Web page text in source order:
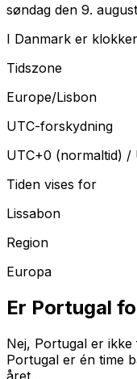
søndag den 9.
I Danmark er
Tidszone
Europe/Lisbon
UTC-forskydning
UTC+0 (normaltid) /
Tiden vises for
Lissabon
Region
Europa
Er Portugal
Nej, Portugal er
Portugal er én time
året.